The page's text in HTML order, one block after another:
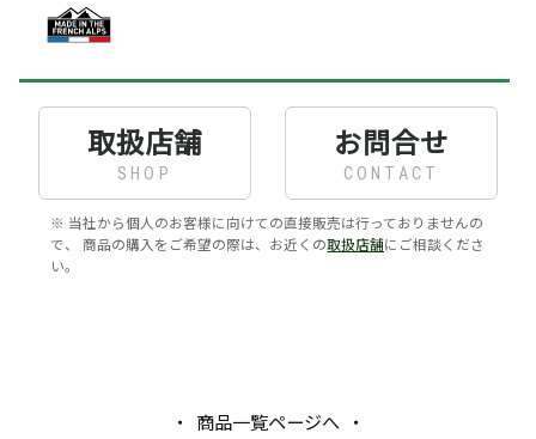
取扱店舗
SHOP
お問合せ
CONTACT
※ 当社から個人のお客様に向けての直接販売は行っておりませんの
で、 商品の購入をご希望の際は、お近くの取扱店舗にご相談くださ
い。
商品一覧ページへ